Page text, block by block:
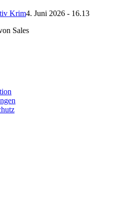
Krim4. Juni 2026 - 16.13
Sales